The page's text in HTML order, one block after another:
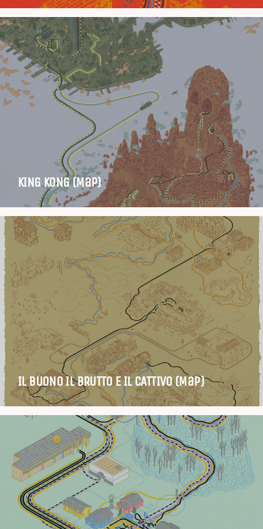
KING KONG (Map)
IL BUONO IL BRUTTO E IL CATTIVO (Map)